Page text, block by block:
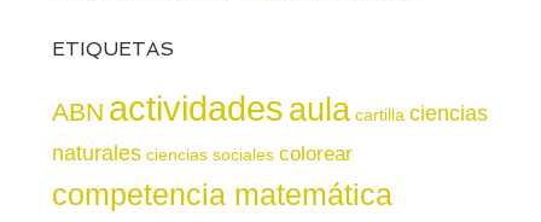
ETIQUETAS
ABN actividadesaula cartilla ciencias
naturales ciencias sociales colorear
competencia matemática